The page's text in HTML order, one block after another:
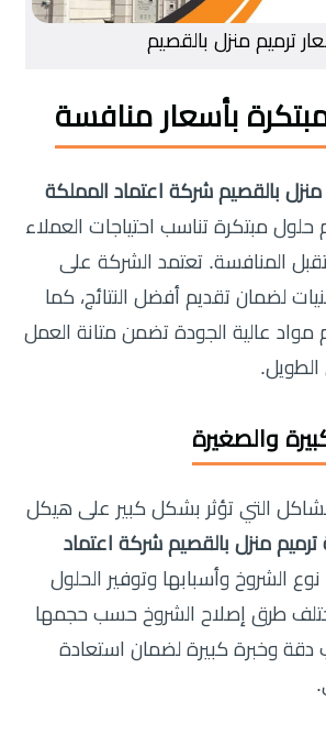
ترميم منزل بالقصيم
بأسعار منافسة
بالقصيم شركة اعتماد المملكة
مبتكرة تناسب احتياجات العملاء
تقبل المنافسة. تعتمد الشركة على
لضمان تقديم أفضل النتائج، كما
عالية الجودة تضمن متانة العمل
والصغيرة
التي تؤثر بشكل كبير على هيكل
منزل بالقصيم شركة اعتماد
الشروخ وأسبابها وتوفير الحلول
طرق إصلاح الشروخ حسب حجمها
دقة وخبرة كبيرة لضمان استعادة